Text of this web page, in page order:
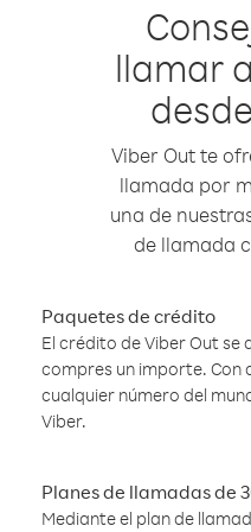
llamar
Viber Out te
llamada por
una de
de llamada
Paquetes de crédito
El crédito de Viber Out se
compres un importe. Con
cualquier número del
Viber.
Planes de llamadas de
Mediante el plan de